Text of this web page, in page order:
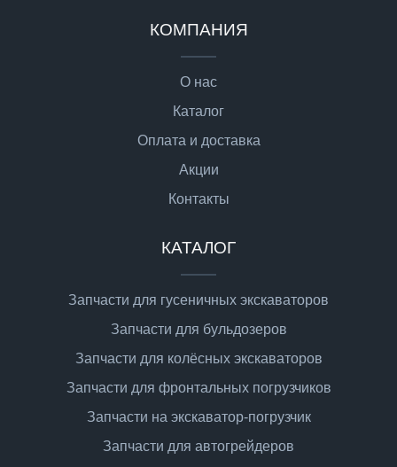
КОМПАНИЯ
О нас
Каталог
Оплата и доставка
Акции
Контакты
КАТАЛОГ
Запчасти для гусеничных экскаваторов
Запчасти для бульдозеров
Запчасти для колёсных экскаваторов
Запчасти для фронтальных погрузчиков
Запчасти на экскаватор-погрузчик
Запчасти для автогрейдеров